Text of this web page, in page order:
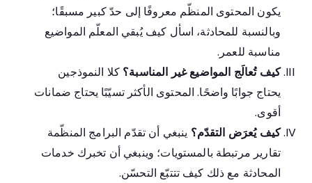
يكون المحتوى المنظّم معروفًا إلى حدّ كبير مسبقًا؛
وبالنسبة للمحادثة، اسأل كيف يُبقي المعلّم المواضيع
مناسبة للعمر.
كيف تُعالَج المواضيع غير المناسبة؟ كلا النموذجين
يحتاج جوابًا واضحًا. المحتوى الأكثر تسيّبًا يحتاج ضمانات
أقوى.
كيف يُعرَض التقدّم؟ ينبغي أن تقدّم البرامج المنظّمة
تقارير مرتبطة بالمستويات؛ وينبغي أن تخبرك خدمات
المحادثة مع ذلك كيف تتتبّع التحسّن.